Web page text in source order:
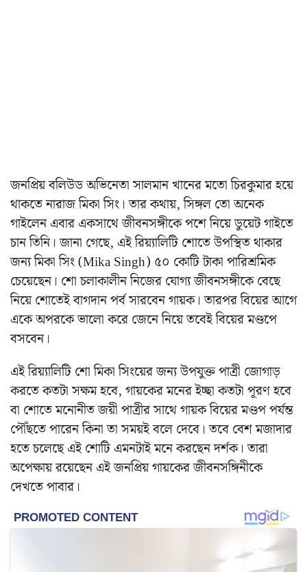
জনপ্রিয় বলিউড অভিনেতা সালমান খানের মতো চিরকুমার হয়ে
থাকতে নারাজ মিকা সিং। তার কথায়, সিঙ্গল তো অনেক
গাইলেন এবার একসাথে জীবনসঙ্গীকে পশে নিয়ে ডুয়েট গাইতে
চান তিনি। জানা গেছে, এই রিয়্যালিটি শোতে উপস্থিত থাকার
জন্য মিকা সিং (Mika Singh) ৫০ কোটি টাকা পারিশ্রমিক
চেয়েছেন। শো চলাকালীন নিজের যোগ্য জীবনসঙ্গীকে বেছে
নিয়ে শোতেই বাগদান পর্ব সারবেন গায়ক। তারপর বিয়ের আগে
একে অপরকে ভালো করে জেনে নিয়ে তবেই বিয়ের মণ্ডপে
বসবেন।
এই রিয়্যালিটি শো মিকা সিংয়ের জন্য উপযুক্ত পাত্রী জোগাড়
করতে কতটা সক্ষম হবে, গায়কের মনের ইচ্ছা কতটা পূরণ হবে
বা শোতে মনোনীত জয়ী পাত্রীর সাথে গায়ক বিয়ের মণ্ডপ পর্যন্ত
পৌঁছতে পারেন কিনা তা সময়ই বলে দেবে। তবে বেশ মজাদার
হতে চলেছে এই শোটি এমনটাই মনে করছেন দর্শক। তারা
অপেক্ষায় রয়েছেন এই জনপ্রিয় গায়কের জীবনসঙ্গিনীকে
দেখতে পাবার।